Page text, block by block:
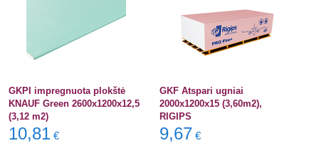
GKPI impregnuota plokštė
KNAUF Green 2600x1200x12,5
(3,12 m2)
10,81 €
GKF Atspari ugniai
2000x1200x15 (3,60m2),
RIGIPS
9,67 €